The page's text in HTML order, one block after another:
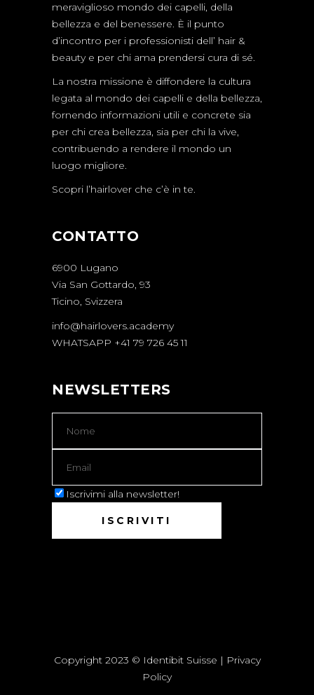
meraviglioso mondo dei capelli, della
bellezza e del benessere. È il punto
d’incontro per i professionisti dell’ hair &
beauty e per chi ama prendersi cura di sé.
La nostra missione è diffondere la cultura
legata al mondo dei capelli e della bellezza,
fornendo informazioni utili e concrete sia
per chi crea bellezza, sia per chi la vive,
contribuendo a rendere il mondo un
luogo migliore.
Scopri l’hairlover che c’è in te.
CONTATTO
6900 Lugano
Via San Gottardo, 93
Ticino, Svizzera
info@hairlovers.academy
WHATSAPP +41 79 726 45 11
NEWSLETTERS
Iscrivimi alla newsletter!
Copyright 2023 © Identibit Suisse | Privacy
Policy